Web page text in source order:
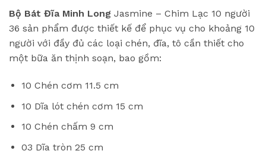
Bộ Bát Đĩa Minh Long Jasmine – Chim Lạc 10 người
36 sản phẩm được thiết kế để phục vụ cho khoảng 10
người với đầy đủ các loại chén, đĩa, tô cần thiết cho
một bữa ăn thịnh soạn, bao gồm:
10 Chén cơm 11.5 cm
10 Dĩa lót chén cơm 15 cm
10 Chén chấm 9 cm
03 Dĩa tròn 25 cm